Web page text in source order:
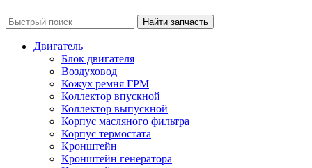
Двигатель
Блок двигателя
Воздуховод
Кожух ремня ГРМ
Коллектор впускной
Коллектор выпускной
Корпус масляного фильтра
Корпус термостата
Кронштейн
Кронштейн генератора